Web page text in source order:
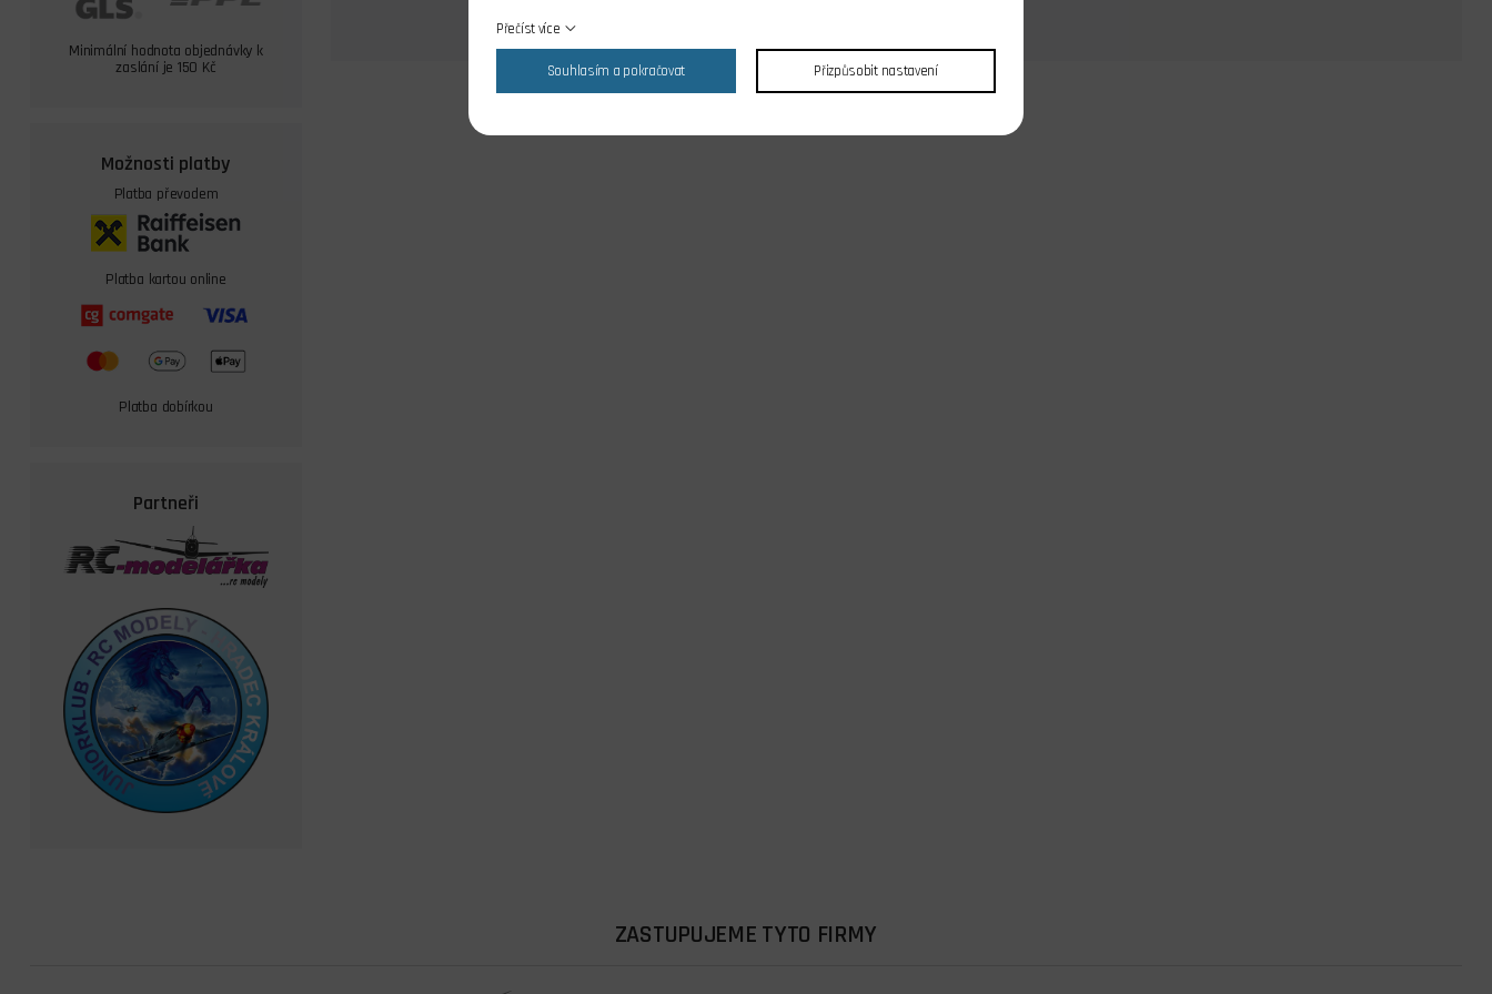
Minimální hodnota objednávky k
zaslání je 150 Kč
Možnosti platby
Platba převodem
Platba kartou online
Platba dobírkou
Partneři
ZASTUPUJEME TYTO FIRMY
Přečíst více
Souhlasím a pokračovat Přizpůsobit nastavení